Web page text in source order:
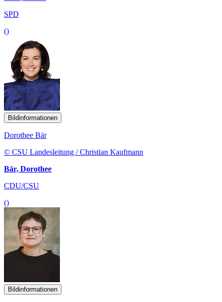
SPD
()
Bildinformationen
Dorothee Bär
© CSU Landesleitung / Christian Kaufmann
Bär, Dorothee
CDU/CSU
()
Bildinformationen